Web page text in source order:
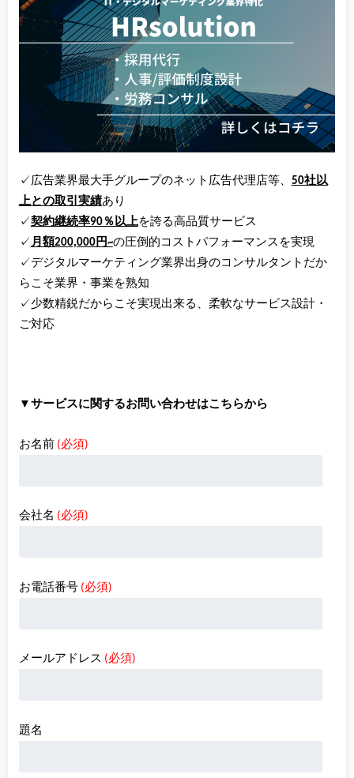
✓広告業界最大手グループのネット広告代理店等、 50社以
上との取引実績あり
✓契約継続率90％以上を誇る高品質サービス
✓ 月額200,000円~の圧倒的コストパフォーマンスを実現
✓デジタルマーケティング業界出身のコンサルタントだか
らこそ業界・事業を熟知
✓少数精鋭だからこそ実現出来る、柔軟なサービス設計・
ご対応
▼サービスに関するお問い合わせはこちらから
お名前 (必須)
会社名 (必須)
お電話番号 (必須)
メールアドレス (必須)
題名